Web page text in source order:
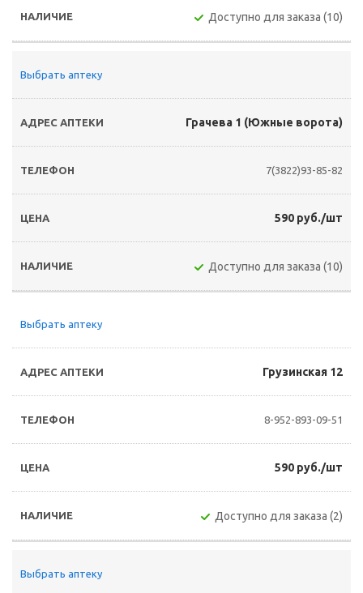
Доступно для заказа (10)
Выбрать аптеку
Грачева 1 (Южные ворота)
7(3822)93-85-82
590 руб./шт
Доступно для заказа (10)
Выбрать аптеку
Грузинская 12
8-952-893-09-51
590 руб./шт
Доступно для заказа (2)
Выбрать аптеку